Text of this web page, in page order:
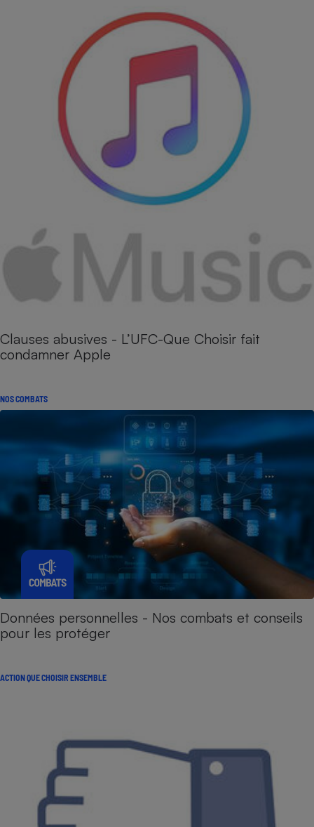
Clauses abusives - L’UFC-Que Choisir fait
condamner Apple
NOS COMBATS
Données personnelles - Nos combats et conseils
pour les protéger
ACTION QUE CHOISIR ENSEMBLE